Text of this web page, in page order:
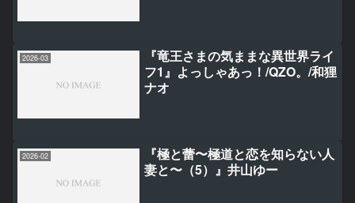
2026-03
『竜王さまの気ままな異世界ライ
フ1』よっしゃあっ！/QZO。/和狸
ナオ
2026-02
『極と蕾〜極道と恋を知らない人
妻と〜（5）』井山ゆー